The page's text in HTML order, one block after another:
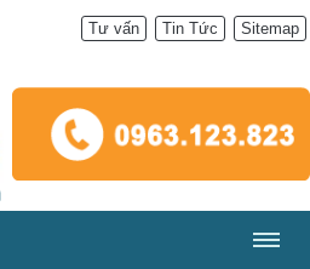
Tư vấn Tin Tức Sitemap